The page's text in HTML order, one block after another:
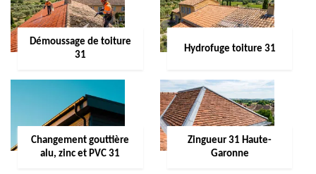
Démoussage de toiture
31
Hydrofuge toiture 31
Changement gouttière
alu, zinc et PVC 31
Zingueur 31 Haute-
Garonne